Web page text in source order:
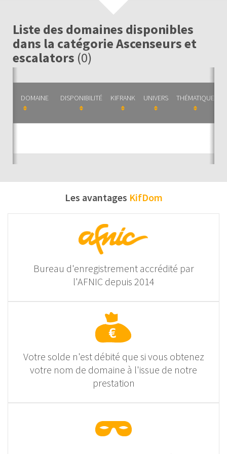
Liste des domaines disponibles
dans la catégorie Ascenseurs et
escalators (0)
DOMAINE DISPONIBILITÉ KIFRANK UNIVERS THÉMATIQUE
Les avantages KifDom
Bureau d'enregistrement accrédité par
l'AFNIC depuis 2014
Votre solde n'est débité que si vous obtenez
votre nom de domaine à l'issue de notre
prestation